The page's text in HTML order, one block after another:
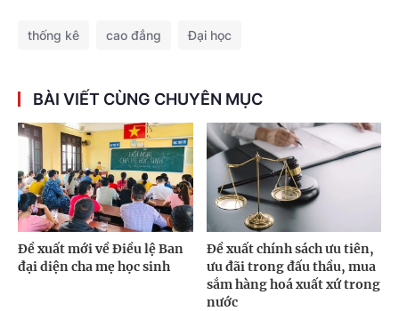
thống kê cao đẳng Đại học
BÀI VIẾT CÙNG CHUYÊN MỤC
Đề xuất mới về Điều lệ Ban
đại diện cha mẹ học sinh
Đề xuất chính sách ưu tiên,
ưu đãi trong đấu thầu, mua
sắm hàng hoá xuất xứ trong
nước